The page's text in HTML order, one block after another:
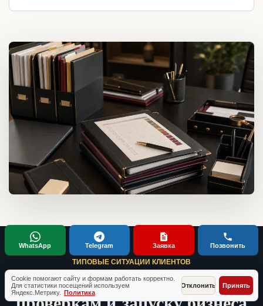
ТИПОВЫЕ СИТУАЦИИ КЛИЕНТОВ
Кейсы по документам,
Cookie помогают сайту и формам работать корректно.
Для статистики посещений используем
Яндекс.Метрику. Политика
Отклонить Принять
WhatsApp Telegram Заявка Позвонить